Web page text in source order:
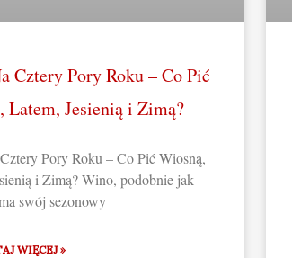
Cztery Pory Roku – Co Pić
Latem, Jesienią i Zimą?
Pory Roku – Co Pić Wiosną,
i Zimą? Wino, podobnie jak
swój sezonowy
WIĘCEJ »